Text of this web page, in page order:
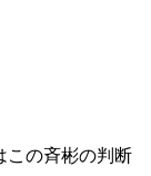
この斉彬の判断